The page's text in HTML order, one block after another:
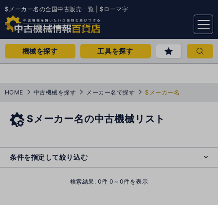
$メーカー名の全国中古販売一覧 | $ローマ字
menu
機械を探す 工具を探す
HOME 中古機械を探す メーカー名で探す $メーカー名
$メーカー名の中古機械リスト
条件を指定して絞り込む
検索結果: 0件 0～0件を表示